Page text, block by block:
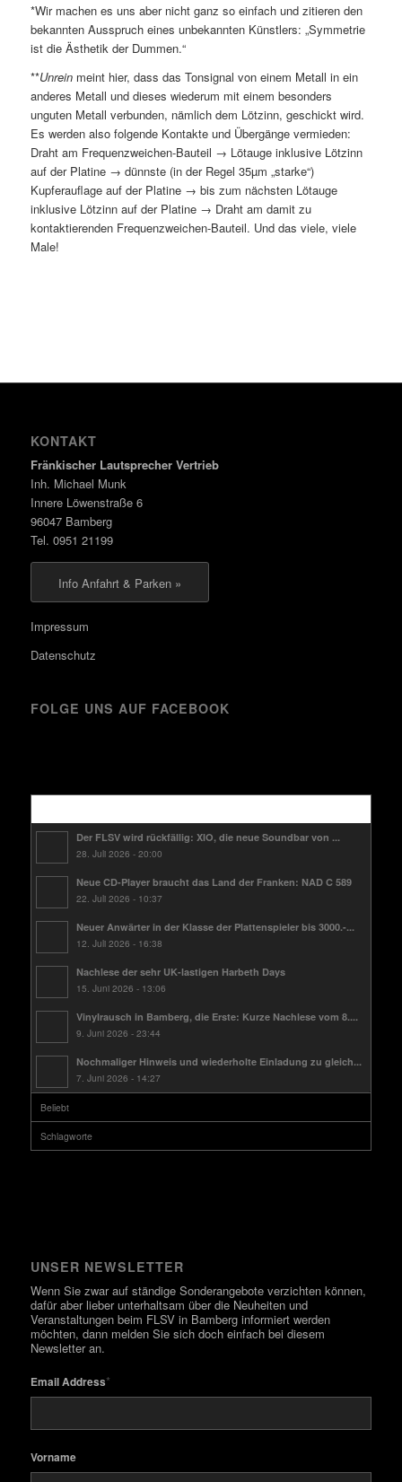
*Wir machen es uns aber nicht ganz so einfach und zitieren den
bekannten Ausspruch eines unbekannten Künstlers: „Symmetrie
ist die Ästhetik der Dummen.“
**Unreinmeint hier, dass das Tonsignal von einem Metall in ein
anderes Metall und dieses wiederum mit einem besonders
unguten Metall verbunden, nämlich dem Lötzinn, geschickt wird.
Es werden also folgende Kontakte und Übergänge vermieden:
Draht am Frequenzweichen-Bauteil → Lötauge inklusive Lötzinn
auf der Platine → dünnste (in der Regel 35µm „starke“)
Kupferauflage auf der Platine → bis zum nächsten Lötauge
inklusive Lötzinn auf der Platine → Draht am damit zu
kontaktierenden Frequenzweichen-Bauteil. Und das viele, viele
Male!
KONTAKT
Fränkischer Lautsprecher Vertrieb
Inh. Michael Munk
Innere Löwenstraße 6
96047 Bamberg
Tel. 0951 21199
Info Anfahrt & Parken »
Impressum
Datenschutz
FOLGE UNS AUF FACEBOOK
Der FLSV wird rückfällig: XIO, die neue Soundbar von ...
28. Juli 2026 - 20:00
Neue CD-Player braucht das Land der Franken: NAD C 589
22. Juli 2026 - 10:37
Neuer Anwärter in der Klasse der Plattenspieler bis 3000.-...
12. Juli 2026 - 16:38
Nachlese der sehr UK-lastigen Harbeth Days
15. Juni 2026 - 13:06
Vinylrausch in Bamberg, die Erste: Kurze Nachlese vom 8....
9. Juni 2026 - 23:44
Nochmaliger Hinweis und wiederholte Einladung zu gleich...
7. Juni 2026 - 14:27
Beliebt
Schlagworte
UNSER NEWSLETTER
Wenn Sie zwar auf ständige Sonderangebote verzichten können,
dafür aber lieber unterhaltsam über die Neuheiten und
Veranstaltungen beim FLSV in Bamberg informiert werden
möchten, dann melden Sie sich doch einfach bei diesem
Newsletter an.
Email Address*
Vorname